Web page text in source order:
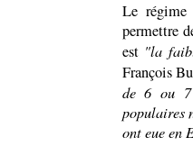
Le
permettre
est "la
François
de 6 ou 7
populaires
ont eue en